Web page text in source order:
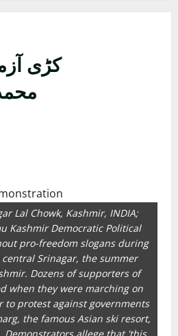
کڑی
Lal Chowk, Kashmir, INDIA;
Kashmir Democratic Political
pro-freedom slogans during
Srinagar, the summer
Dozens of supporters of
when they were marching on
protest against governments
the famous Asian ski resort,